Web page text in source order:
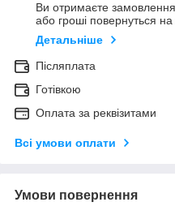
Ви отримаєте замовлення
або гроші повернуться
Детальніше
Післяплата
Готівкою
Оплата за реквізитами
Всі умови оплати
Умови повернення